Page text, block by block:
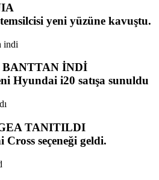
yeni yüzüne kavuştu.
İNDİ
Hyundai i20 satışa sunuldu
TANITILDI
seçeneği geldi.